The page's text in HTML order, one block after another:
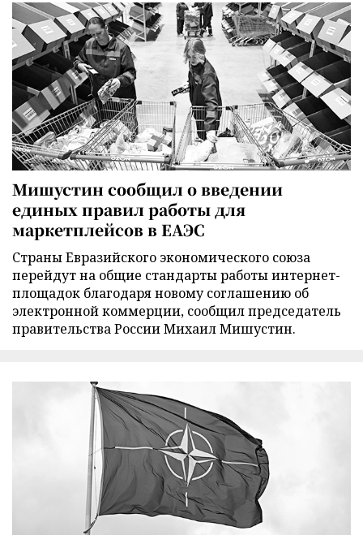
Мишустин сообщил о введении
единых правил работы для
маркетплейсов в ЕАЭС
Страны Евразийского экономического союза
перейдут на общие стандарты работы интернет-
площадок благодаря новому соглашению об
электронной коммерции, сообщил председатель
правительства России Михаил Мишустин.